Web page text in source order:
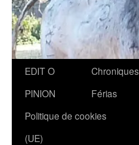
Aller
contenu
EDIT O
PINION
Chroniques
Férias
Politique de cookies
(UE)